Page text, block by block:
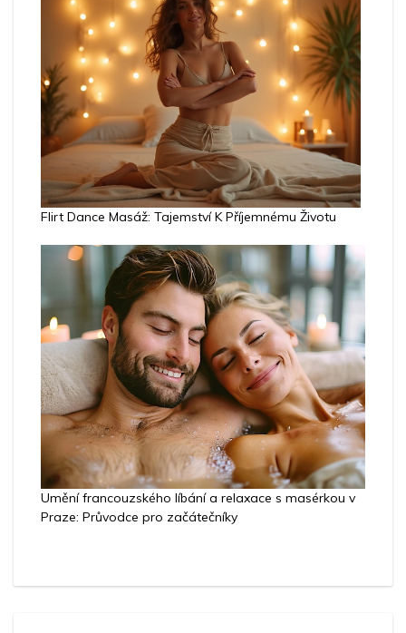
Flirt Dance Masáž: Tajemství K Příjemnému Životu
Umění francouzského líbání a relaxace s masérkou v
Praze: Průvodce pro začátečníky